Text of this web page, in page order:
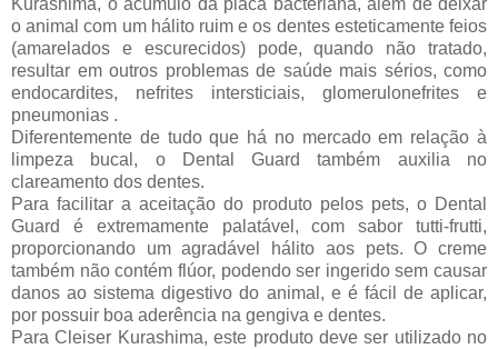
Kurashima, o acúmulo da placa bacteriana, além de deixar
o animal com um hálito ruim e os dentes esteticamente feios
(amarelados e escurecidos) pode, quando não tratado,
resultar em outros problemas de saúde mais sérios, como
endocardites, nefrites intersticiais, glomerulonefrites e
pneumonias .
Diferentemente de tudo que há no mercado em relação à
limpeza bucal, o Dental Guard também auxilia no
clareamento dos dentes.
Para facilitar a aceitação do produto pelos pets, o Dental
Guard é extremamente palatável, com sabor tutti-frutti,
proporcionando um agradável hálito aos pets. O creme
também não contém flúor, podendo ser ingerido sem causar
danos ao sistema digestivo do animal, e é fácil de aplicar,
por possuir boa aderência na gengiva e dentes.
Para Cleiser Kurashima, este produto deve ser utilizado no